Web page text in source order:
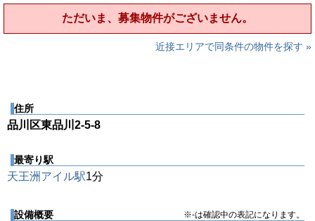
ただいま、募集物件がございません。
近接エリアで同条件の物件を探す »
住所
品川区東品川2-5-8
最寄り駅
天王洲アイル駅1分
設備概要 ※-は確認中の表記になります。